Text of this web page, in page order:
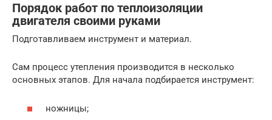
Порядок работ по теплоизоляции
двигателя своими руками
Подготавливаем инструмент и материал.
Сам процесс утепления производится в несколько
основных этапов. Для начала подбирается инструмент:
ножницы;